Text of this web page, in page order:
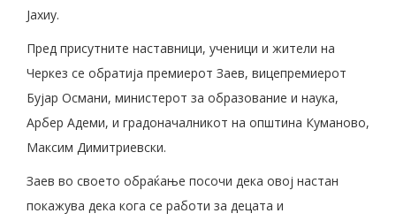
Јахиу.
Пред присутните наставници, ученици и жители на
Черкез се обратија премиерот Заев, вицепремиерот
Бујар Османи, министерот за образование и наука,
Арбер Адеми, и градоначалникот на општина Куманово,
Максим Димитриевски.
Заев во своето обраќање посочи дека овој настан
покажува дека кога се работи за децата и